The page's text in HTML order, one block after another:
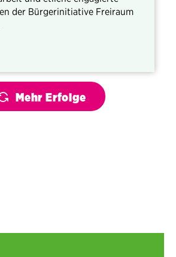
der Bürgerinitiative Freiraum
Mehr Erfolge